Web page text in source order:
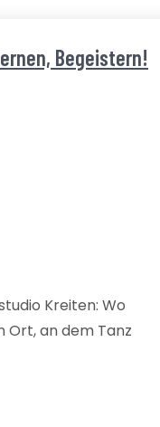
Begeistern!
Kreiten: Wo
Ort, an dem Tanz